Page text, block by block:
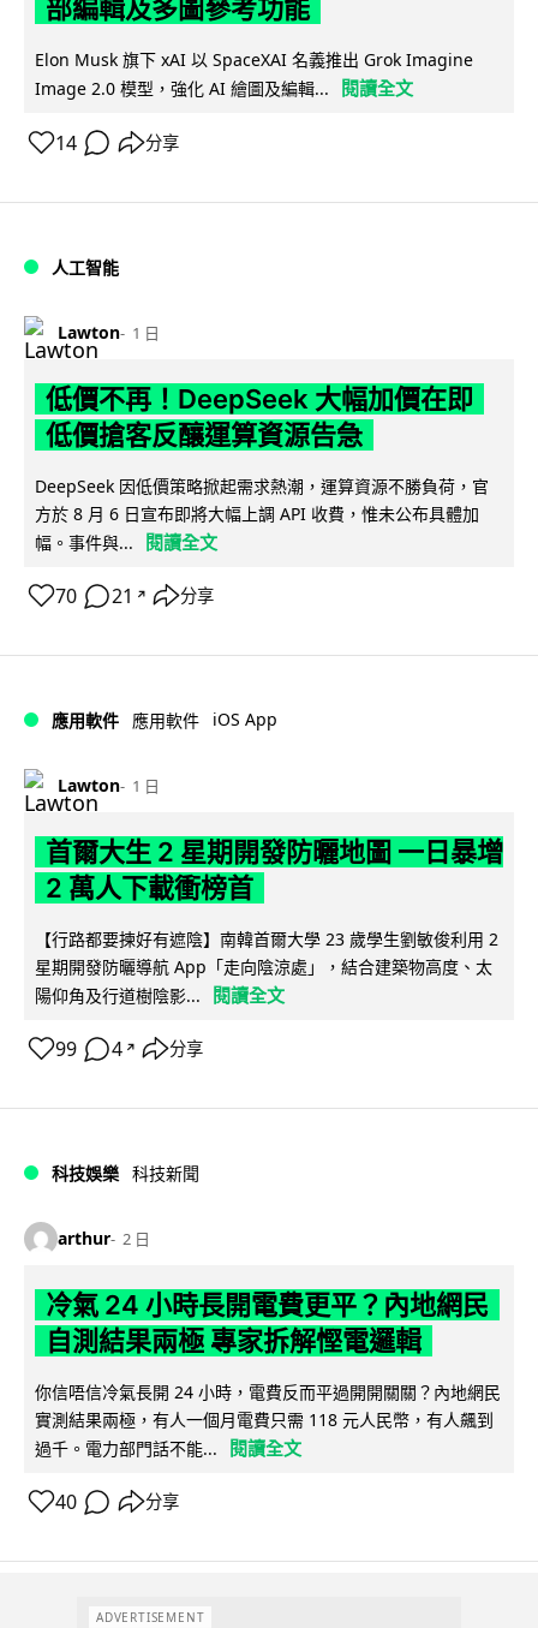
部編輯及多圖參考功能
Elon Musk 旗下 xAI 以 SpaceXAI 名義推出 Grok Imagine
Image 2.0 模型，強化 AI 繪圖及編輯...
閱讀全文
14 分享
人工智能
Lawton 1 日
低價不再！DeepSeek 大幅加價在即
低價搶客反釀運算資源告急
DeepSeek 因低價策略掀起需求熱潮，運算資源不勝負荷，官
方於 8 月 6 日宣布即將大幅上調 API 收費，惟未公布具體加
幅。事件與...
閱讀全文
70 21 ↗ 分享
應用軟件 應用軟件 iOS App
Lawton 1 日
首爾大生 2 星期開發防曬地圖 一日暴增
2 萬人下載衝榜首
【行路都要揀好有遮陰】南韓首爾大學 23 歲學生劉敏俊利用 2
星期開發防曬導航 App「走向陰涼處」，結合建築物高度、太
陽仰角及行道樹陰影...
閱讀全文
99 4 ↗ 分享
科技娛樂 科技新聞
arthur 2 日
冷氣 24 小時長開電費更平？內地網民
自測結果兩極 專家拆解慳電邏輯
你信唔信冷氣長開 24 小時，電費反而平過開開關關？內地網民
實測結果兩極，有人一個月電費只需 118 元人民幣，有人飆到
過千。電力部門話不能...
閱讀全文
40 分享
ADVERTISEMENT